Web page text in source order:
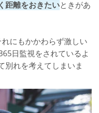
距離をおきたいときがあ
にもかかわらず激しい
日監視をされているよ
別れを考えてしまいま